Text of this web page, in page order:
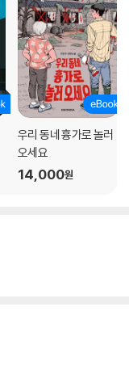
우리 동네 흉가로 놀러
오세요
14,000원